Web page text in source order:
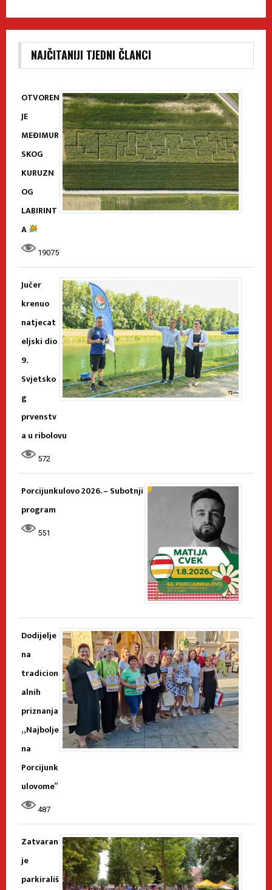
NAJČITANIJI TJEDNI ČLANCI
OTVOREN
JE
MEĐIMUR
SKOG
KURUZN
OG
LABIRINT
A
19075
Jučer
krenuo
natjecat
eljski dio
9.
Svjetsko
g
prvenstv
a u ribolovu
572
Porcijunkulovo 2026. – Subotnji
program
551
Dodijelje
na
tradicion
alnih
priznanja
„Najbolje
na
Porcijunk
ulovome”
487
Zatvaran
je
parkirališ